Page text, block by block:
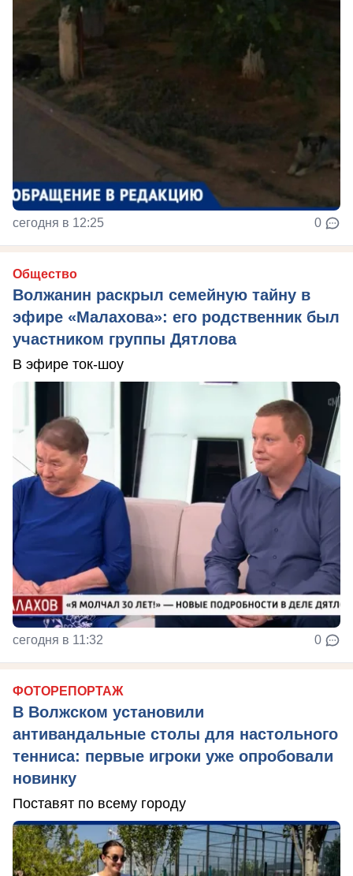
сегодня в 12:25 0
Общество
Волжанин раскрыл семейную тайну в
эфире «Малахова»: его родственник был
участником группы Дятлова
В эфире ток-шоу
сегодня в 11:32 0
ФОТОРЕПОРТАЖ
В Волжском установили
антивандальные столы для настольного
тенниса: первые игроки уже опробовали
новинку
Поставят по всему городу